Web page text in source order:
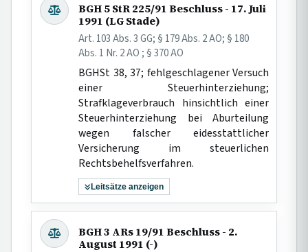
BGH 5 StR 225/91 Beschluss - 17. Juli
1991 (LG Stade)
Art. 103 Abs. 3 GG; § 179 Abs. 2 AO; § 180
Abs. 1 Nr. 2 AO ; § 370 AO
BGHSt 38, 37; fehlgeschlagener Versuch
einer Steuerhinterziehung;
Strafklageverbrauch hinsichtlich einer
Steuerhinterziehung bei Aburteilung
wegen falscher eidesstattlicher
Versicherung im steuerlichen
Rechtsbehelfsverfahren.
Leitsätze anzeigen
BGH 3 ARs 19/91 Beschluss - 2.
August 1991 (-)